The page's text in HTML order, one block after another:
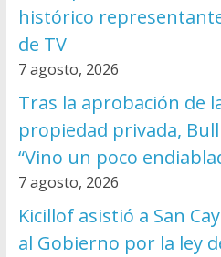
histórico
de TV
7 agosto, 2026
Tras la aprobación de
propiedad privada,
“Vino un poco
7 agosto, 2026
Kicillof asistió a San
al Gobierno por la ley